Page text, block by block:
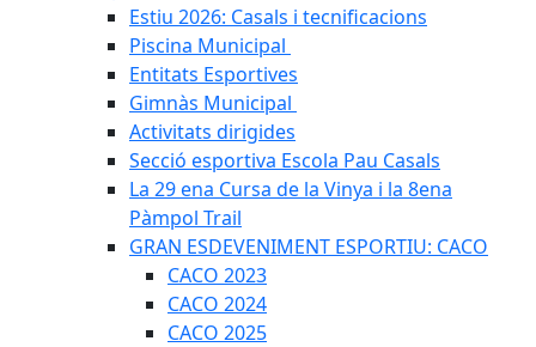
Estiu 2026: Casals i tecnificacions
Piscina Municipal
Entitats Esportives
Gimnàs Municipal
Activitats dirigides
Secció esportiva Escola Pau Casals
La 29 ena Cursa de la Vinya i la 8ena
Pàmpol Trail
GRAN ESDEVENIMENT ESPORTIU: CACO
CACO 2023
CACO 2024
CACO 2025